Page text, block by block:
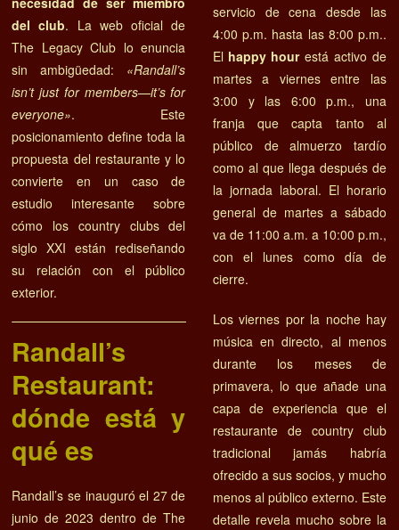
del club. La web oficial de
The Legacy Club lo enuncia
sin ambigüedad: «Randall’s
isn’t just for members—it’s for
everyone». Este
posicionamiento define toda la
propuesta del restaurante y lo
convierte en un caso de
estudio interesante sobre
cómo los country clubs del
siglo XXI están rediseñando
su relación con el público
exterior.
Randall’s
Restaurant:
dónde está y
qué es
Randall’s se inauguró el 27 de
junio de 2023 dentro de The
servicio de cena desde las
4:00 p.m. hasta las 8:00 p.m..
El happy hourestá activo de
martes a viernes entre las
3:00 y las 6:00 p.m., una
franja que capta tanto al
público de almuerzo tardío
como al que llega después de
la jornada laboral. El horario
general de martes a sábado
va de 11:00 a.m. a 10:00 p.m.,
con el lunes como día de
cierre.
Los viernes por la noche hay
música en directo, al menos
durante los meses de
primavera, lo que añade una
capa de experiencia que el
restaurante de country club
tradicional jamás habría
ofrecido a sus socios, y mucho
menos al público externo. Este
detalle revela mucho sobre la